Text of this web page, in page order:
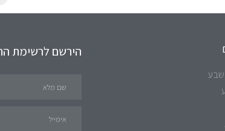
תחומים
שבע
הירשם לרשימת